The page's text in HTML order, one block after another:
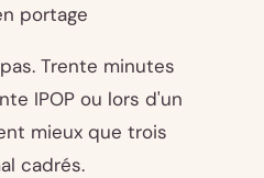
portage
Trente minutes
IPOP ou lors d'un
mieux que trois
cadrés.